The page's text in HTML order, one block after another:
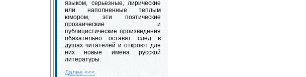
языком, серьезные, лирические
или наполненные теплым
юмором, эти поэтические
прозаические и
публицистические произведения
обязательно оставят след в
душах читателей и откроют для
них новые имена русской
литературы.
Далее <<<